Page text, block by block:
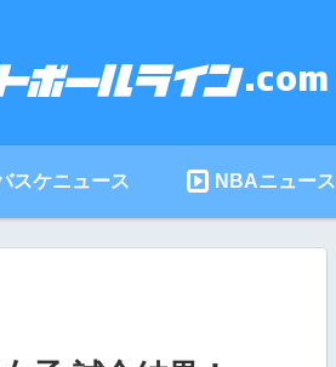
スケニュース NBAニュース